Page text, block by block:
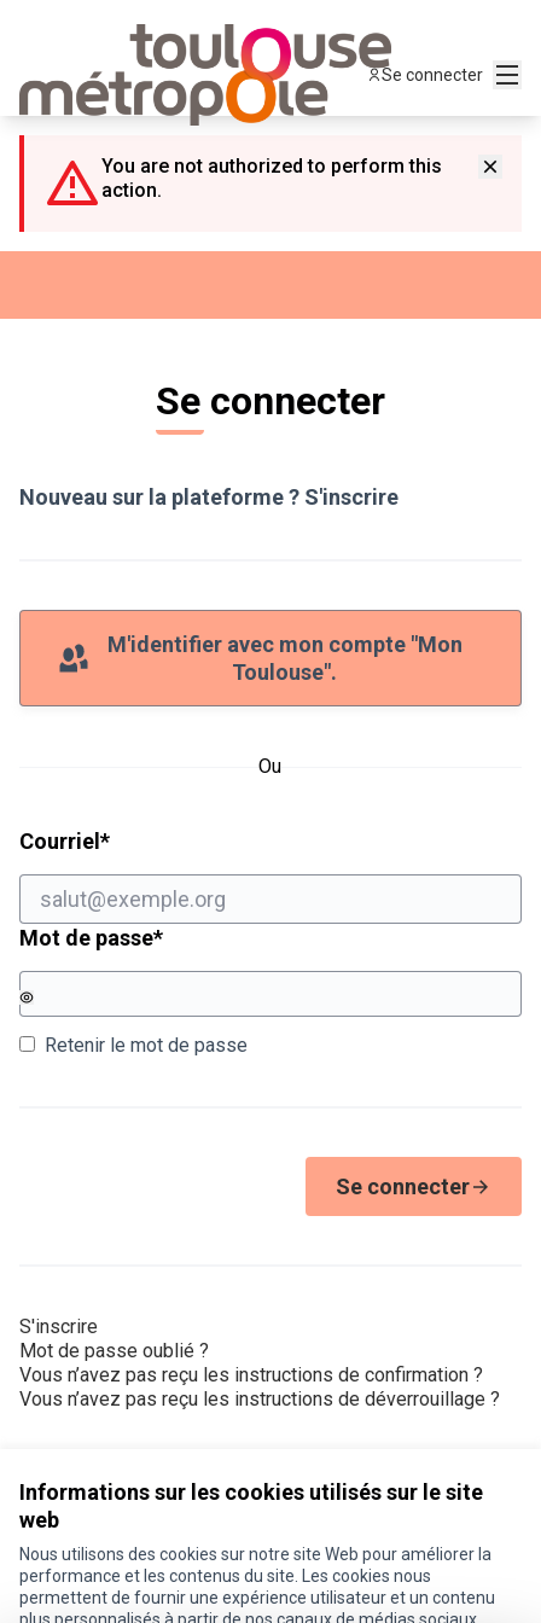
Informations sur les cookies utilisés sur le site
web
Nous utilisons des cookies sur notre site Web pour améliorer la
performance et les contenus du site. Les cookies nous
permettent de fournir une expérience utilisateur et un contenu
Se connecter
You are not authorized to perform this
action.
Se connecter
Nouveau sur la plateforme ? S'inscrire
M'identifier avec mon compte "Mon
Toulouse".
Ou
Courriel *Champ obligatoire
Mot de passe*Champ obligatoire
Retenir le mot de passe
Se connecter
S'inscrire
Mot de passe oublié ?
Vous n’avez pas reçu les instructions de confirmation ?
Vous n’avez pas reçu les instructions de déverrouillage ?
Conditions d'utilisation
Paramètres des cookies
Je participe ! sur X
Je participe ! sur Facebook
Je participe ! sur Instagram